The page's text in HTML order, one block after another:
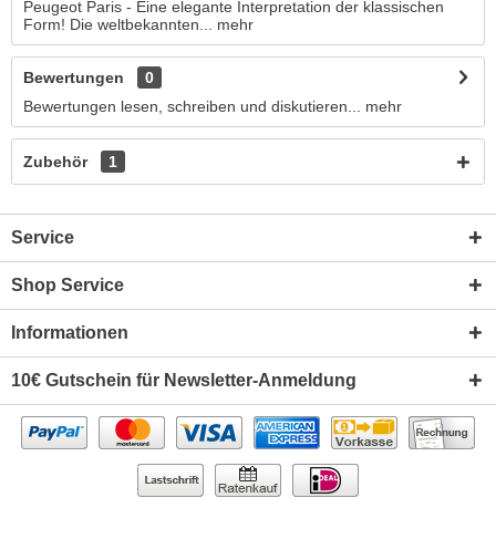
Peugeot Paris - Eine elegante Interpretation der klassischen
Form! Die weltbekannten...
mehr
Bewertungen
0
Bewertungen lesen, schreiben und diskutieren...
mehr
Zubehör 1
Service
Shop Service
Informationen
10€ Gutschein für Newsletter-Anmeldung